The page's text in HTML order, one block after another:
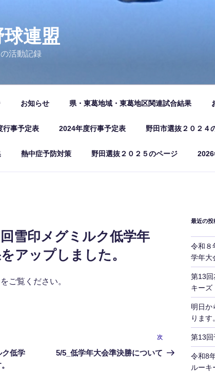
連盟
活動記録
お知らせ 県・東葛地域・東葛地区関連試合結果
行事予定表 2024年度行事予定表 野田市選抜２０２４
熱中症予防対策 野田選抜２０２５のページ
雪印メグミルク低学年
アップしました。
ご覧ください。
ク低学
次
の
次
5/5_低学年大会準決勝について
最近の投
令和８
学年大
第13回
キーズ
明日か
ります。
第13回
令和8
ルーキ